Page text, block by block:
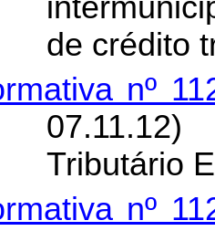
de crédito
nº
Tributário
nº